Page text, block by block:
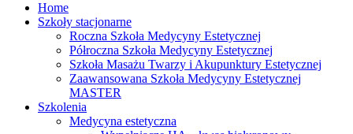
Home
Szkoły stacjonarne
Roczna Szkoła Medycyny Estetycznej
Półroczna Szkoła Medycyny Estetycznej
Szkoła Masażu Twarzy i Akupunktury Estetycznej
Zaawansowana Szkoła Medycyny Estetycznej
MASTER
Szkolenia
Medycyna estetyczna